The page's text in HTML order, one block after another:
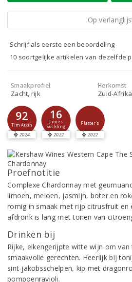
Op
Schrijf als eerste een beoordeling
10 soortgelijke artikelen van dezelfde
Smaakprofiel
Zacht, rijk
Herkomst
Zuid-
92
Tim Atkin
2024
16
James
Suckling
2022
Platter's
2022
Proefnotitie
Complexe Chardonnay met
limoen, meloen, jasmijn, boter en
romig in smaak met rijp citrusfruit en
afdronk is lang met tonen van
Drinken bij
Rijke, eikengerijpte witte wijn om van
smaakvolle gerechten. Heerlijk bij
sint-jakobsschelpen, kip met
pompoenravioli.